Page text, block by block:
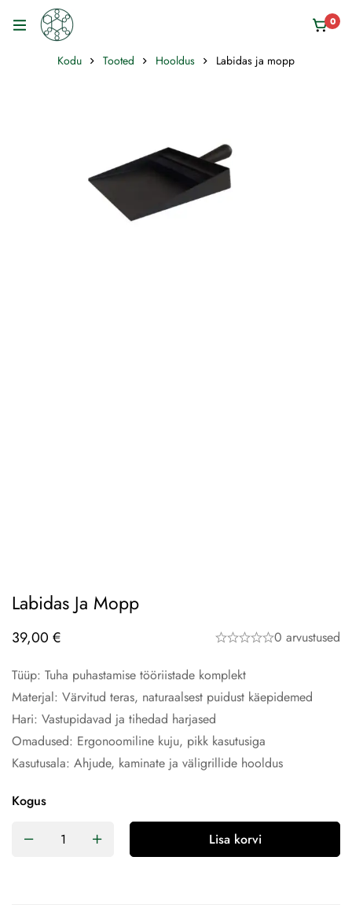
0
Kodu Tooted Hooldus Labidas ja mopp
Labidas Ja Mopp
39,00 € 0 arvustused
Tüüp: Tuha puhastamise tööriistade komplekt
Materjal: Värvitud teras, naturaalsest puidust käepidemed
Hari: Vastupidavad ja tihedad harjased
Omadused: Ergonoomiline kuju, pikk kasutusiga
Kasutusala: Ahjude, kaminate ja väligrillide hooldus
Kogus
Lisa korvi